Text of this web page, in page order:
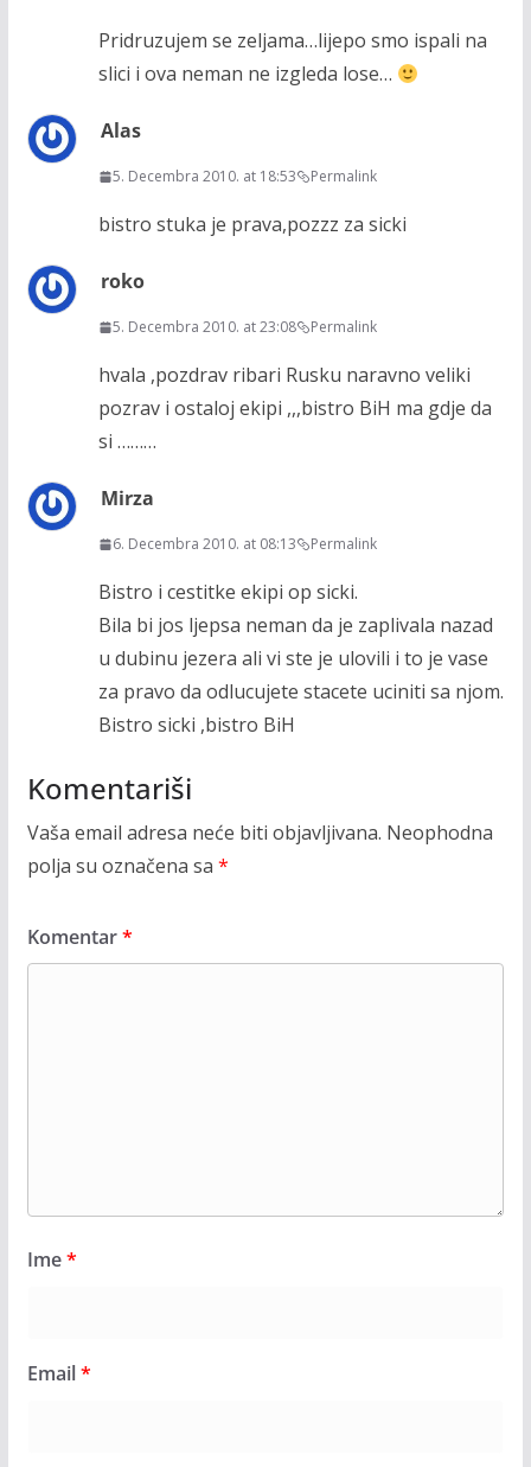
Pridruzujem se zeljama…lijepo smo ispali na
slici i ova neman ne izgleda lose…
Alas
5. Decembra 2010. at 18:53 Permalink
bistro stuka je prava,pozzz za sicki
roko
5. Decembra 2010. at 23:08 Permalink
hvala ,pozdrav ribari Rusku naravno veliki
pozrav i ostaloj ekipi ,,,bistro BiH ma gdje da
si ………
Mirza
6. Decembra 2010. at 08:13 Permalink
Bistro i cestitke ekipi op sicki.
Bila bi jos ljepsa neman da je zaplivala nazad
u dubinu jezera ali vi ste je ulovili i to je vase
za pravo da odlucujete stacete uciniti sa njom.
Bistro sicki ,bistro BiH
Komentariši
Vaša email adresa neće biti objavljivana. Neophodna
polja su označena sa *
Komentar*
Ime*
Email*